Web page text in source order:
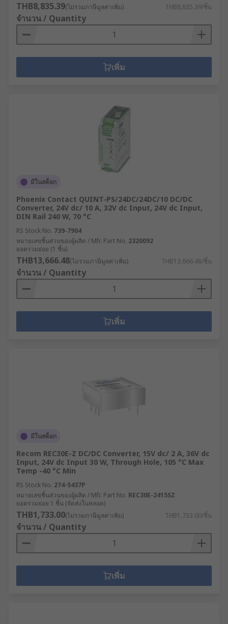
cases of internal failure as they prevent the
input voltage from being transmitted to the
THB8,835.39(ไม่รวมภาษีมูลค่าเพิ่ม) THB8,835.39/ชิ้น
จำนวน / Quantity
เพิ่ม
มีในสต็อก
Phoenix Contact QUINT-PS/24DC/24DC/10 DC/DC
Converter, 24V dc/ 10 A, 32V dc Input, 24V dc Input,
DIN Rail 240 W, 70 °C
RS Stock No. 739-7904
หมายเลขชิ้นส่วนของผู้ผลิต / Mfr. Part No. 2320092
ยอดรวมย่อย (1 ชิ้น)
THB13,666.48(ไม่รวมภาษีมูลค่าเพิ่ม) THB13,666.48/ชิ้น
จำนวน / Quantity
เพิ่ม
มีในสต็อก
Recom REC30E-Z DC/DC Converter, 15V dc/ 2 A, 36V dc
Input, 24V dc Input 30 W, Through Hole, 105 °C Max
Temp -40 °C Min
RS Stock No. 274-5437P
หมายเลขชิ้นส่วนของผู้ผลิต / Mfr. Part No. REC30E-2415SZ
ยอดรวมย่อย 1 ชิ้น (จัดส่งในหลอด)
THB1,733.00(ไม่รวมภาษีมูลค่าเพิ่ม) THB1,733.00/ชิ้น
จำนวน / Quantity
เพิ่ม